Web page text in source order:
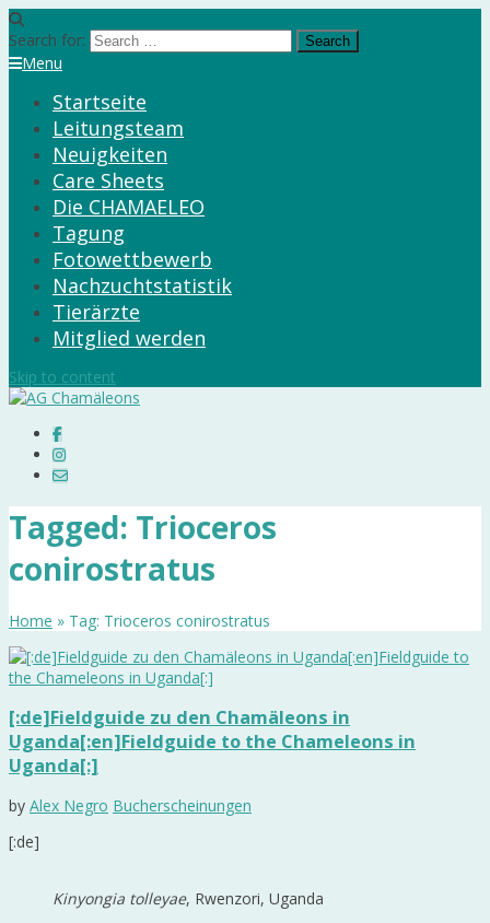
Search for:
Menu
Startseite
Leitungsteam
Neuigkeiten
Care Sheets
Die CHAMAELEO
Tagung
Fotowettbewerb
Nachzuchtstatistik
Tierärzte
Mitglied werden
Skip to content
Tagged: Trioceros
conirostratus
Home » Tag: Trioceros conirostratus
[:de]Fieldguide zu den Chamäleons in
Uganda[:en]Fieldguide to the Chameleons in
Uganda[:]
by Alex Negro Bucherscheinungen
[:de]
Kinyongia tolleyae, Rwenzori, Uganda